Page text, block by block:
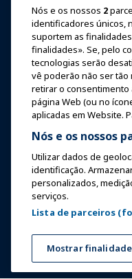
Expo Ásia
Expo Oriente Médio
Próximos Eventos
Falar em uma Expo ou
Evento
Agendar uma Reunião ou
Organizar um Evento
IAAPA Connect+
Copyright © 2026
Nós e os nossos 2
identificadores únicos,
suportem as
finalidades». Se, pelo
tecnologias serão
vê poderão não ser tão
retirar o consentimento
página Web (ou no
aplicadas em Website.
Nós e os nossos
Utilizar dados de
identificação.
personalizados,
serviços.
Lista de parceiros
Mostrar